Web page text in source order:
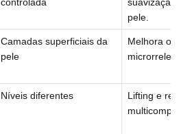
pele.
Camadas superficiais da
pele
Melhora o
Níveis diferentes
Lifting e